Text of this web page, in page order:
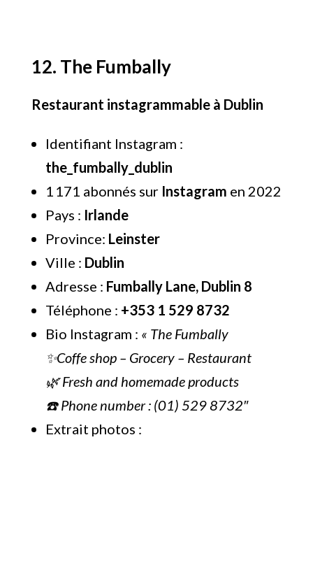
12. The Fumbally
Restaurant instagrammable à Dublin
Identifiant Instagram :
the_fumbally_dublin
1 171 abonnés sur Instagram en 2022
Pays : Irlande
Province: Leinster
Ville : Dublin
Adresse : Fumbally Lane, Dublin 8
Téléphone : +353 1 529 8732
Bio Instagram : « The Fumbally
✨Coffe shop – Grocery – Restaurant
🌿 Fresh and homemade products
☎️ Phone number : (01) 529 8732″
Extrait photos :